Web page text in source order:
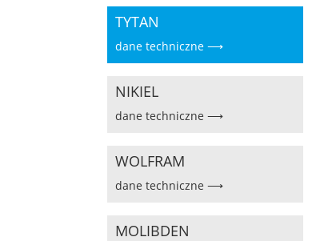
TYTAN
dane techniczne ⟶
NIKIEL
dane techniczne ⟶
WOLFRAM
dane techniczne ⟶
MOLIBDEN